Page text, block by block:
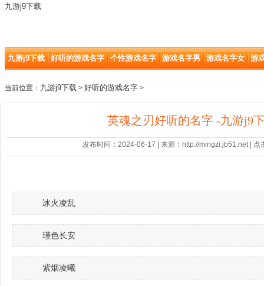
九游j9下载
九游j9下载 好听的游戏名字 个性游戏名字 游戏名字男 游戏名字女 游
当前位置： 九游j9下载 > 好听的游戏名字 >
英魂之刃好听的名字 -九游j9
发布时间：2024-06-17 | 来源：http://mingzi.jb51.net | 点
冰火凌乱
瑾色长安
紫烟凌曦